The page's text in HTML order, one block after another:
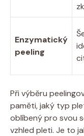
Enzymatický
peeling
Při výběru
paměti, jaký typ
oblíbený pro svou
vzhled pleti. Je to